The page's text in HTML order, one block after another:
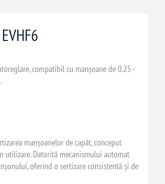
compatibil cu manșoane de 0.25–
manșoanelor de capăt, conceput
utilizare. Datorită mecanismului automat
oferind o sertizare consistentă și de